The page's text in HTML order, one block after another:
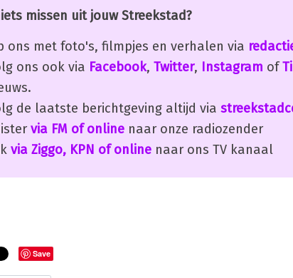
missen uit jouw Streekstad?
ons met foto's, filmpjes en verhalen via
ons ook via Facebook, Twitter, Instagram of
de laatste berichtgeving altijd via
via FM of online naar onze radiozender
via Ziggo, KPN of online naar ons TV kanaal
Save